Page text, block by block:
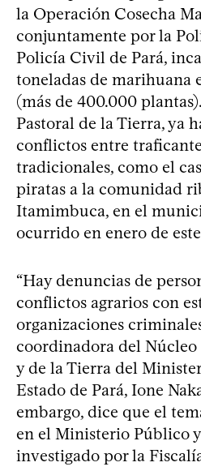
la Operación Cosecha
conjuntamente por la
Policía Civil de Pará,
toneladas de marihuana
(más de 400.000
Pastoral de la Tierra, ya
conflictos entre
tradicionales, como el
piratas a la comunidad
Itamimbuca, en el
ocurrido en enero de
“Hay denuncias de
conflictos agrarios con
organizaciones
coordinadora del Núcleo
y de la Tierra del
Estado de Pará, Ione
embargo, dice que el
en el Ministerio Público
investigado por la